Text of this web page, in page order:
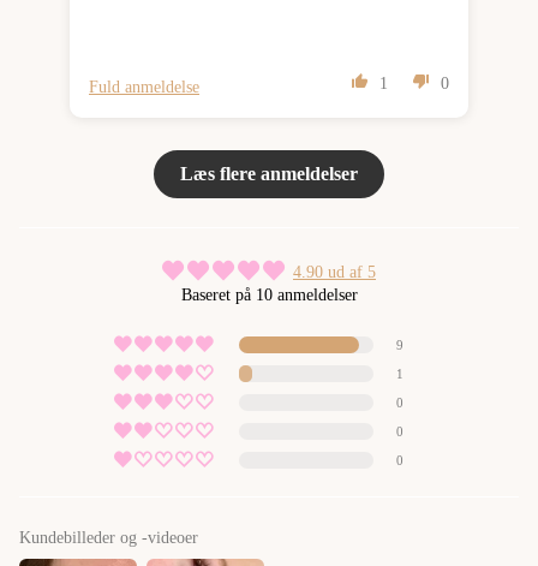
1 0
Fuld anmeldelse
Læs flere anmeldelser
4.90 ud af 5
Baseret på 10 anmeldelser
9
1
0
0
0
Kundebilleder og -videoer